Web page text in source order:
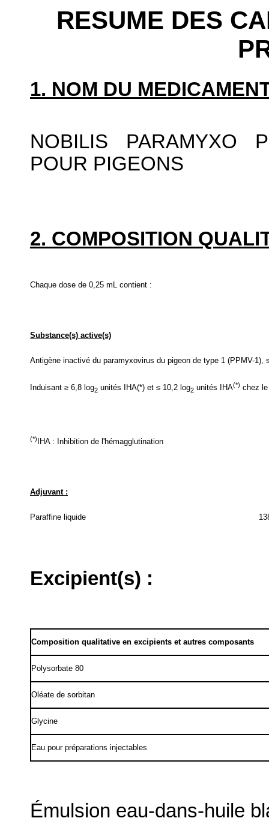
RESUME DES
1. NOM DU
NOBILIS PARAMYXO
POUR PIGEONS
2. COMPOSITION
Chaque dose de 0,25 mL contient :
Substance(s) active(s)
Antigène inactivé du paramyxovirus du pigeon de type 1 (PPMV-1),
Induisant ≥ 6,8 log2 unités IHA(*) et ≤ 10,2 log2 unités IHA(*) chez
(*) IHA : Inhibition de l'hémagglutination
Adjuvant :
Paraffine liquide
Excipient(s) :
Composition qualitative en excipients et autres composants
Polysorbate 80
Oléate de sorbitan
Glycine
Eau pour préparations injectables
Émulsion eau-dans-huile